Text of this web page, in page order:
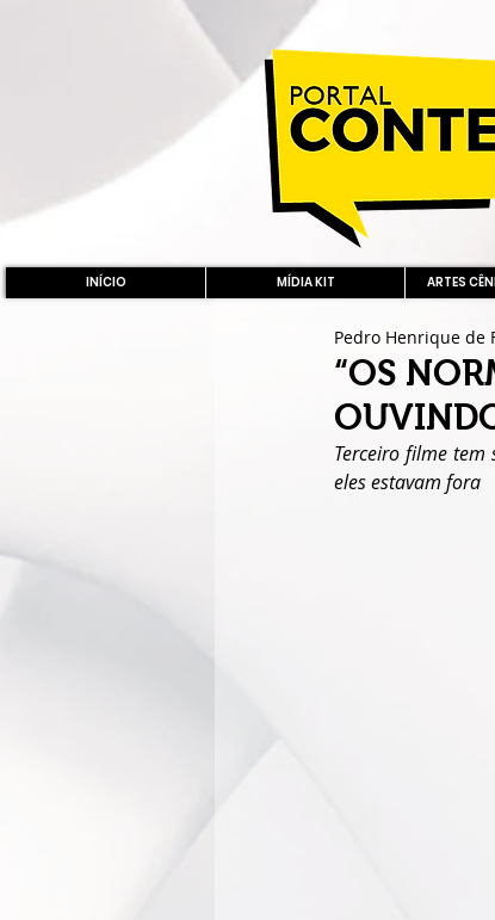
INÍCIO MÍDIA KIT ARTES
“OS
Pedro Henrique de
Terceiro filme
eles estavam fora